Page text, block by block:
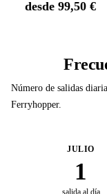
desde 99,50 €
Número de salidas
Ferryhopper.
JULIO
1
salida al día